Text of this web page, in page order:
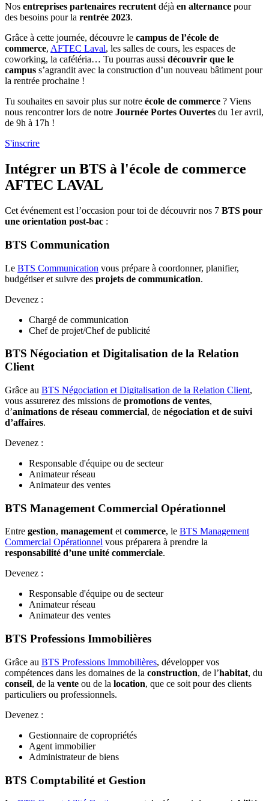
Nos entreprises partenaires recrutent déjà en alternance pour
des besoins pour la rentrée 2023.
Grâce à cette journée, découvre le campus de l’école de
commerce, AFTEC Laval, les salles de cours, les espaces de
coworking, la cafétéria… Tu pourras aussi découvrir que le
campus s’agrandit avec la construction d’un nouveau bâtiment pour
la rentrée prochaine !
Tu souhaites en savoir plus sur notre école de commerce ? Viens
nous rencontrer lors de notre Journée Portes Ouvertes du 1er avril,
de 9h à 17h !
S'inscrire
Intégrer un BTS à l'école de commerce
AFTEC LAVAL
Cet événement est l’occasion pour toi de découvrir nos 7 BTS pour
une orientation post-bac :
BTS Communication
Le BTS Communication vous prépare à coordonner, planifier,
budgétiser et suivre des projets de communication.
Devenez :
Chargé de communication
Chef de projet/Chef de publicité
BTS Négociation et Digitalisation de la Relation
Client
Grâce au BTS Négociation et Digitalisation de la Relation Client,
vous assurerez des missions de promotions de ventes,
d’animations de réseau commercial, de négociation et de suivi
d’affaires.
Devenez :
Responsable d'équipe ou de secteur
Animateur réseau
Animateur des ventes
BTS Management Commercial Opérationnel
Entre gestion, management et commerce, le BTS Management
Commercial Opérationnel vous préparera à prendre la
responsabilité d’une unité commerciale.
Devenez :
Responsable d'équipe ou de secteur
Animateur réseau
Animateur des ventes
BTS Professions Immobilières
Grâce au BTS Professions Immobilières, développer vos
compétences dans les domaines de la construction, de l’habitat, du
conseil, de la vente ou de la location, que ce soit pour des clients
particuliers ou professionnels.
Devenez :
Gestionnaire de copropriétés
Agent immobilier
Administrateur de biens
BTS Comptabilité et Gestion